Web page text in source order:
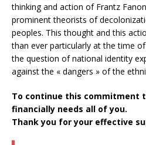
thinking and action of Frantz
prominent theorists of
peoples. This thought and this
than ever particularly at the time
the question of national identity
against the « dangers » of the
To continue this commitment
financially needs all of you.
Thank you for your effective